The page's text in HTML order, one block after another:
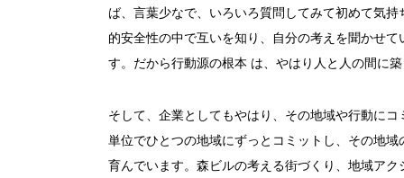
ば、言葉少なで、いろいろ質問してみて初めて気
的安全性の中で互いを知り、自分の考えを聞かせ
す。だから行動源の根本 は、やはり人と人の間に
そして、企業としてもやはり、その地域や行動に
単位でひとつの地域にずっとコミットし、その地
育んでいます。森ビルの考える街づくり、地域ア